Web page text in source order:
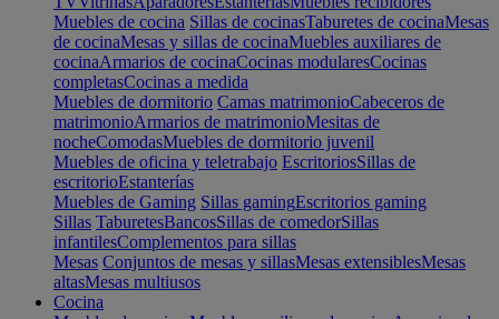
Muebles de cocina Sillas de cocinasTaburetes de cocinaMesas
de cocinaMesas y sillas de cocinaMuebles auxiliares de
cocinaArmarios de cocinaCocinas modularesCocinas
completasCocinas a medida
Muebles de dormitorio Camas matrimonioCabeceros de
matrimonioArmarios de matrimonioMesitas de
nocheComodasMuebles de dormitorio juvenil
Muebles de oficina y teletrabajo EscritoriosSillas de
escritorioEstanterías
Muebles de Gaming Sillas gamingEscritorios gaming
Sillas TaburetesBancosSillas de comedorSillas
infantilesComplementos para sillas
Mesas Conjuntos de mesas y sillasMesas extensiblesMesas
altasMesas multiusos
Cocina